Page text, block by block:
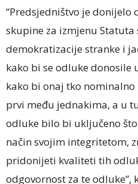
“Predsjedništvo je
skupine za izmjenu
demokratizacije stranke i
kako bi se odluke
kako bi onaj tko
prvi među jednakima, a u
odluke bilo bi uključeno
način svojim integritetom,
pridonijeti kvaliteti tih
odgovornost za te odluke”,